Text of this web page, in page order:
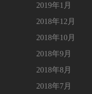
2019年1月
2018年12月
2018年10月
2018年9月
2018年8月
2018年7月